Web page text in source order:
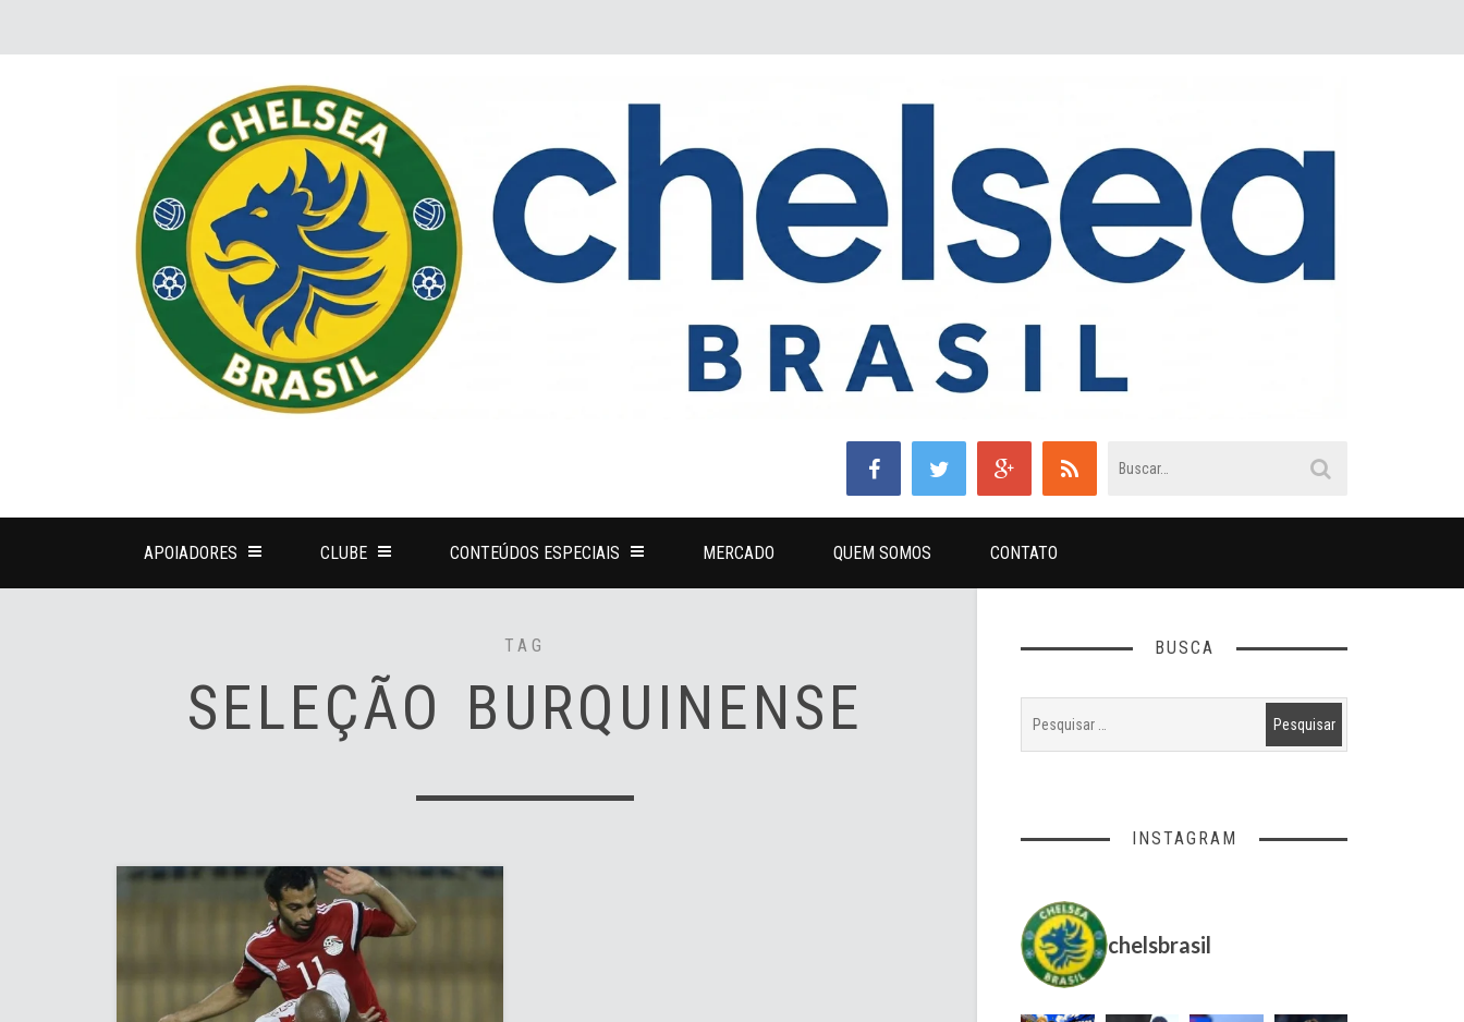
APOIADORES CLUBE CONTEÚDOS ESPECIAIS MERCADO QUEM SOMOS CONTATO
TAG
SELEÇÃO BURQUINENSE
BUSCA
INSTAGRAM
chelsbrasil